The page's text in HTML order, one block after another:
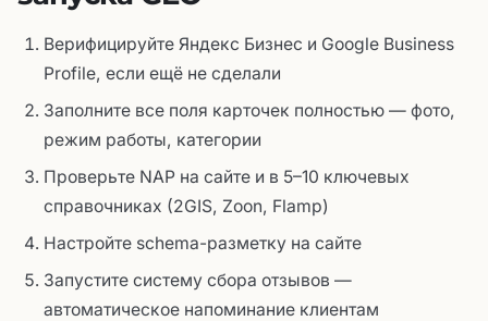
Верифицируйте Яндекс Бизнес и Google Business
Profile, если ещё не сделали
Заполните все поля карточек полностью — фото,
режим работы, категории
Проверьте NAP на сайте и в 5–10 ключевых
справочниках (2GIS, Zoon, Flamp)
Настройте schema-разметку на сайте
Запустите систему сбора отзывов —
автоматическое напоминание клиентам